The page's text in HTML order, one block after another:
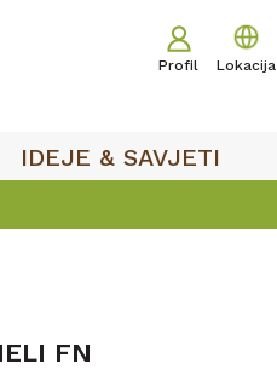
Profil Lokacija
IDEJE & SAVJETI
FN